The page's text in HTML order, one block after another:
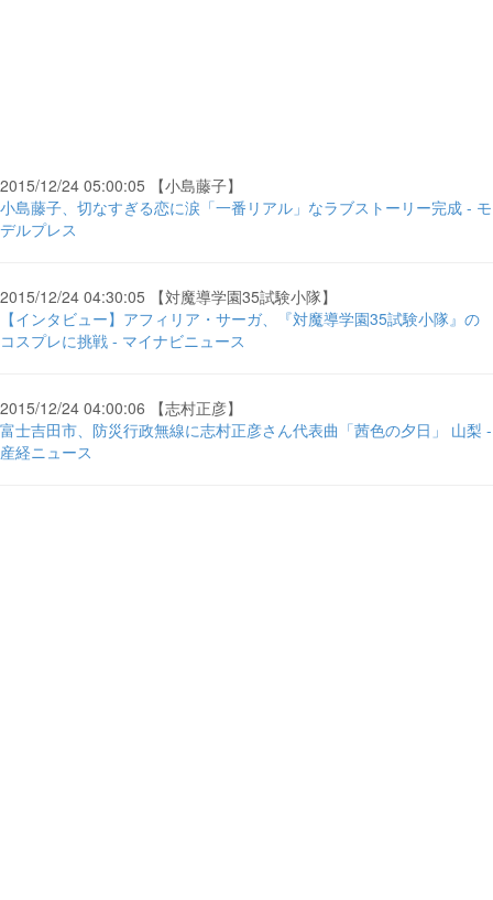
2015/12/24 05:00:05 【小島藤子】
小島藤子、切なすぎる恋に涙「一番リアル」なラブストーリー完成 - モ
デルプレス
2015/12/24 04:30:05 【対魔導学園35試験小隊】
【インタビュー】アフィリア・サーガ、『対魔導学園35試験小隊』の
コスプレに挑戦 - マイナビニュース
2015/12/24 04:00:06 【志村正彦】
富士吉田市、防災行政無線に志村正彦さん代表曲「茜色の夕日」 山梨 -
産経ニュース